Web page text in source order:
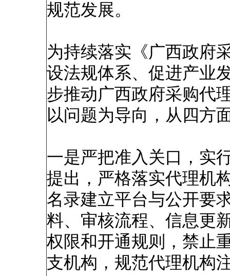
规范发展。
为持续落实《广西政府
设法规体系、促进产业
步推动广西政府采购代
以问题为导向，从四方
一是严把准入关口，实
提出，严格落实代理机
名录建立平台与公开要
料、审核流程、信息更
权限和开通规则，禁止
支机构，规范代理机构